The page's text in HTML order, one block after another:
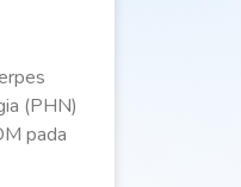
(PHN)
pada